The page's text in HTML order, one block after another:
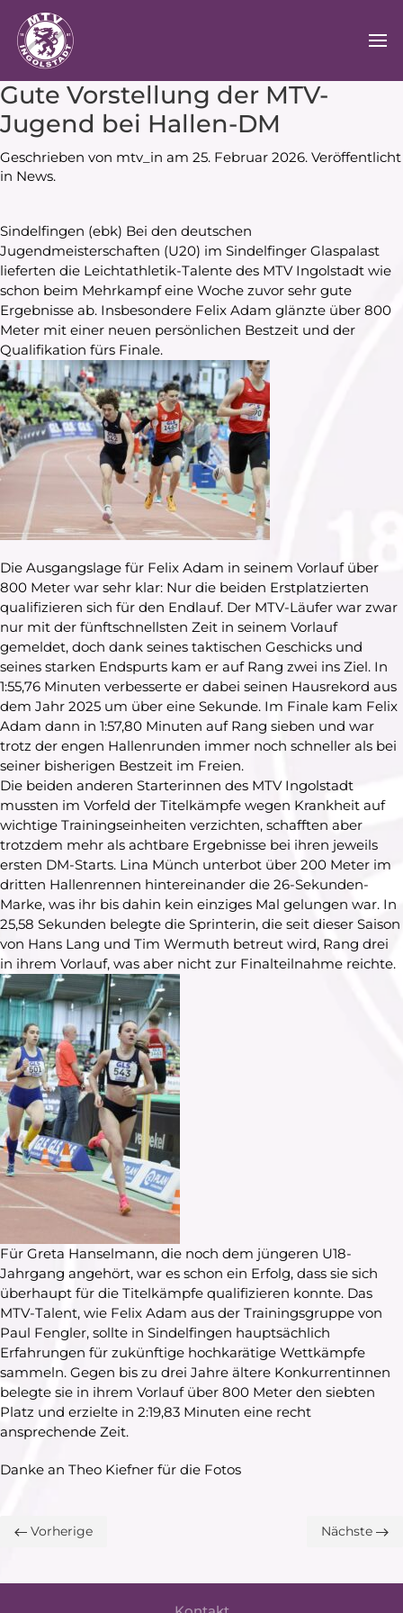
Gute Vorstellung der MTV-
Jugend bei Hallen-DM
Geschrieben von mtv_in am 25. Februar 2026. Veröffentlicht
in News.
Sindelfingen (ebk) Bei den deutschen
Jugendmeisterschaften (U20) im Sindelfinger Glaspalast
lieferten die Leichtathletik-Talente des MTV Ingolstadt wie
schon beim Mehrkampf eine Woche zuvor sehr gute
Ergebnisse ab. Insbesondere Felix Adam glänzte über 800
Meter mit einer neuen persönlichen Bestzeit und der
Qualifikation fürs Finale.
Die Ausgangslage für Felix Adam in seinem Vorlauf über
800 Meter war sehr klar: Nur die beiden Erstplatzierten
qualifizieren sich für den Endlauf. Der MTV-Läufer war zwar
nur mit der fünftschnellsten Zeit in seinem Vorlauf
gemeldet, doch dank seines taktischen Geschicks und
seines starken Endspurts kam er auf Rang zwei ins Ziel. In
1:55,76 Minuten verbesserte er dabei seinen Hausrekord aus
dem Jahr 2025 um über eine Sekunde. Im Finale kam Felix
Adam dann in 1:57,80 Minuten auf Rang sieben und war
trotz der engen Hallenrunden immer noch schneller als bei
seiner bisherigen Bestzeit im Freien.
Die beiden anderen Starterinnen des MTV Ingolstadt
mussten im Vorfeld der Titelkämpfe wegen Krankheit auf
wichtige Trainingseinheiten verzichten, schafften aber
trotzdem mehr als achtbare Ergebnisse bei ihren jeweils
ersten DM-Starts. Lina Münch unterbot über 200 Meter im
dritten Hallenrennen hintereinander die 26-Sekunden-
Marke, was ihr bis dahin kein einziges Mal gelungen war. In
25,58 Sekunden belegte die Sprinterin, die seit dieser Saison
von Hans Lang und Tim Wermuth betreut wird, Rang drei
in ihrem Vorlauf, was aber nicht zur Finalteilnahme reichte.
Für Greta Hanselmann, die noch dem jüngeren U18-
Jahrgang angehört, war es schon ein Erfolg, dass sie sich
überhaupt für die Titelkämpfe qualifizieren konnte. Das
MTV-Talent, wie Felix Adam aus der Trainingsgruppe von
Paul Fengler, sollte in Sindelfingen hauptsächlich
Erfahrungen für zukünftige hochkarätige Wettkämpfe
sammeln. Gegen bis zu drei Jahre ältere Konkurrentinnen
belegte sie in ihrem Vorlauf über 800 Meter den siebten
Platz und erzielte in 2:19,83 Minuten eine recht
ansprechende Zeit.
Danke an Theo Kiefner für die Fotos
Vorherige Nächste